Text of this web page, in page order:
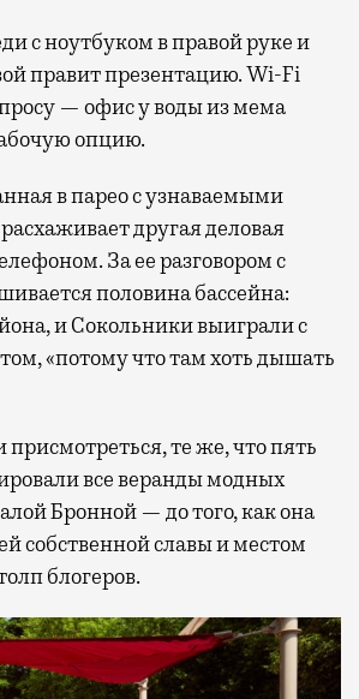
с ноутбуком в правой руке и
правит презентацию. Wi-Fi
— офис у воды из мема
опцию.
в парео с узнаваемыми
другая деловая
За ее разговором с
половина бассейна:
и Сокольники выиграли с
«потому что там хоть дышать
те же, что пять
все веранды модных
Бронной — до того, как она
собственной славы и местом
блогеров.